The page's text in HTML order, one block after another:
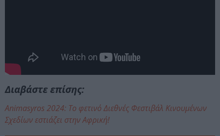
Διαβάστε επίσης:
Animasyros 2024: Το φετινό Διεθνές Φεστιβάλ Κινουμένων
Σχεδίων εστιάζει στην Αφρική!